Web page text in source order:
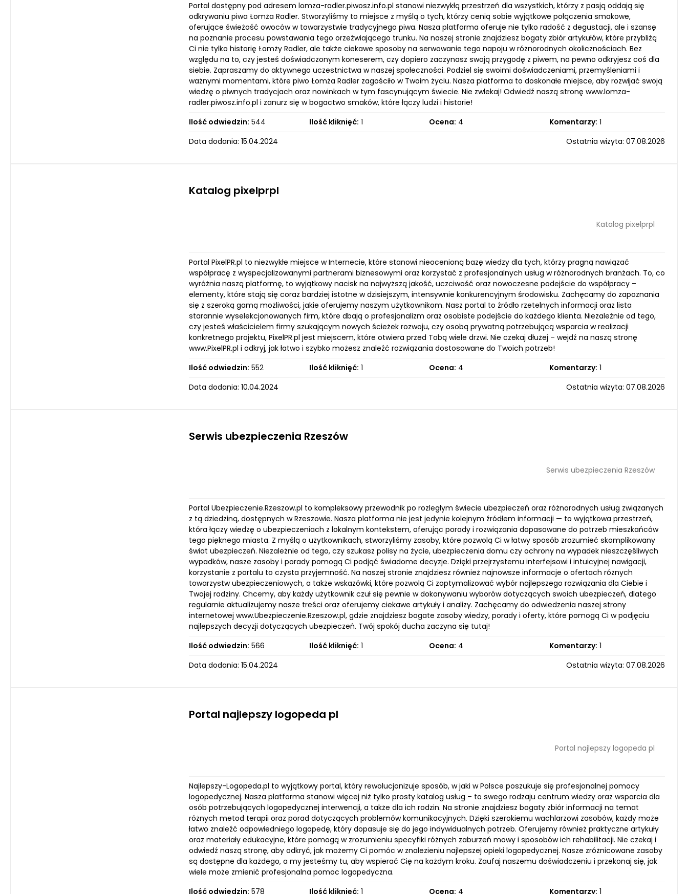
Portal dostępny pod adresem lomza-radler.piwosz.info.pl stanowi niezwykłą przestrzeń dla wszystkich, którzy z pasją oddają się
odkrywaniu piwa Łomża Radler. Stworzyliśmy to miejsce z myślą o tych, którzy cenią sobie wyjątkowe połączenia smakowe,
oferujące świeżość owoców w towarzystwie tradycyjnego piwa. Nasza platforma oferuje nie tylko radość z degustacji, ale i szansę
na poznanie procesu powstawania tego orzeźwiającego trunku. Na naszej stronie znajdziesz bogaty zbiór artykułów, które przybliżą
Ci nie tylko historię Łomży Radler, ale także ciekawe sposoby na serwowanie tego napoju w różnorodnych okolicznościach. Bez
względu na to, czy jesteś doświadczonym koneserem, czy dopiero zaczynasz swoją przygodę z piwem, na pewno odkryjesz coś dla
siebie. Zapraszamy do aktywnego uczestnictwa w naszej społeczności. Podziel się swoimi doświadczeniami, przemyśleniami i
ważnymi momentami, które piwo Łomża Radler zagościło w Twoim życiu. Nasza platforma to doskonałe miejsce, aby rozwijać swoją
wiedzę o piwnych tradycjach oraz nowinkach w tym fascynującym świecie. Nie zwlekaj! Odwiedź naszą stronę www.lomza-
radler.piwosz.info.pl i zanurz się w bogactwo smaków, które łączy ludzi i historie!
Ilość odwiedzin: 544 Ilość kliknięć: 1 Ocena: 4 Komentarzy: 1
Data dodania: 15.04.2024
Ostatnia wizyta: 07.08.2026
Katalog pixelprpl
Katalog pixelprpl
Portal PixelPR.pl to niezwykłe miejsce w Internecie, które stanowi nieocenioną bazę wiedzy dla tych, którzy pragną nawiązać
współpracę z wyspecjalizowanymi partnerami biznesowymi oraz korzystać z profesjonalnych usług w różnorodnych branżach. To, co
wyróżnia naszą platformę, to wyjątkowy nacisk na najwyższą jakość, uczciwość oraz nowoczesne podejście do współpracy –
elementy, które stają się coraz bardziej istotne w dzisiejszym, intensywnie konkurencyjnym środowisku. Zachęcamy do zapoznania
się z szeroką gamą możliwości, jakie oferujemy naszym użytkownikom. Nasz portal to źródło rzetelnych informacji oraz lista
starannie wyselekcjonowanych firm, które dbają o profesjonalizm oraz osobiste podejście do każdego klienta. Niezależnie od tego,
czy jesteś właścicielem firmy szukającym nowych ścieżek rozwoju, czy osobą prywatną potrzebującą wsparcia w realizacji
konkretnego projektu, PixelPR.pl jest miejscem, które otwiera przed Tobą wiele drzwi. Nie czekaj dłużej – wejdź na naszą stronę
www.PixelPR.pl i odkryj, jak łatwo i szybko możesz znaleźć rozwiązania dostosowane do Twoich potrzeb!
Ilość odwiedzin: 552 Ilość kliknięć: 1 Ocena: 4 Komentarzy: 1
Data dodania: 10.04.2024
Ostatnia wizyta: 07.08.2026
Serwis ubezpieczenia Rzeszów
Serwis ubezpieczenia Rzeszów
Portal Ubezpieczenie.Rzeszow.pl to kompleksowy przewodnik po rozległym świecie ubezpieczeń oraz różnorodnych usług związanych
z tą dziedziną, dostępnych w Rzeszowie. Nasza platforma nie jest jedynie kolejnym źródłem informacji — to wyjątkowa przestrzeń,
która łączy wiedzę o ubezpieczeniach z lokalnym kontekstem, oferując porady i rozwiązania dopasowane do potrzeb mieszkańców
tego pięknego miasta. Z myślą o użytkownikach, stworzyliśmy zasoby, które pozwolą Ci w łatwy sposób zrozumieć skomplikowany
świat ubezpieczeń. Niezależnie od tego, czy szukasz polisy na życie, ubezpieczenia domu czy ochrony na wypadek nieszczęśliwych
wypadków, nasze zasoby i porady pomogą Ci podjąć świadome decyzje. Dzięki przejrzystemu interfejsowi i intuicyjnej nawigacji,
korzystanie z portalu to czysta przyjemność. Na naszej stronie znajdziesz również najnowsze informacje o ofertach różnych
towarzystw ubezpieczeniowych, a także wskazówki, które pozwolą Ci zoptymalizować wybór najlepszego rozwiązania dla Ciebie i
Twojej rodziny. Chcemy, aby każdy użytkownik czuł się pewnie w dokonywaniu wyborów dotyczących swoich ubezpieczeń, dlatego
regularnie aktualizujemy nasze treści oraz oferujemy ciekawe artykuły i analizy. Zachęcamy do odwiedzenia naszej strony
internetowej www.Ubezpieczenie.Rzeszow.pl, gdzie znajdziesz bogate zasoby wiedzy, porady i oferty, które pomogą Ci w podjęciu
najlepszych decyzji dotyczących ubezpieczeń. Twój spokój ducha zaczyna się tutaj!
Ilość odwiedzin: 566 Ilość kliknięć: 1 Ocena: 4 Komentarzy: 1
Data dodania: 15.04.2024
Ostatnia wizyta: 07.08.2026
Portal najlepszy logopeda pl
Portal najlepszy logopeda pl
Najlepszy-Logopeda.pl to wyjątkowy portal, który rewolucjonizuje sposób, w jaki w Polsce poszukuje się profesjonalnej pomocy
logopedycznej. Nasza platforma stanowi więcej niż tylko prosty katalog usług – to swego rodzaju centrum wiedzy oraz wsparcia dla
osób potrzebujących logopedycznej interwencji, a także dla ich rodzin. Na stronie znajdziesz bogaty zbiór informacji na temat
różnych metod terapii oraz porad dotyczących problemów komunikacyjnych. Dzięki szerokiemu wachlarzowi zasobów, każdy może
łatwo znaleźć odpowiedniego logopedę, który dopasuje się do jego indywidualnych potrzeb. Oferujemy również praktyczne artykuły
oraz materiały edukacyjne, które pomogą w zrozumieniu specyfiki różnych zaburzeń mowy i sposobów ich rehabilitacji. Nie czekaj i
odwiedź naszą stronę, aby odkryć, jak możemy Ci pomóc w znalezieniu najlepszej opieki logopedycznej. Nasze zróżnicowane zasoby
są dostępne dla każdego, a my jesteśmy tu, aby wspierać Cię na każdym kroku. Zaufaj naszemu doświadczeniu i przekonaj się, jak
wiele może zmienić profesjonalna pomoc logopedyczna.
Ilość odwiedzin: 578 Ilość kliknięć: 1 Ocena: 4 Komentarzy: 1